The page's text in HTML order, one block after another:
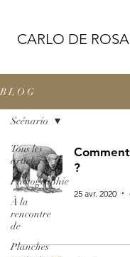
CARLO DE ROSA
B L O G
Tous les
articles
Photographie
À la
rencontre
de
Planches
Scénario
?
25 avr. 2020